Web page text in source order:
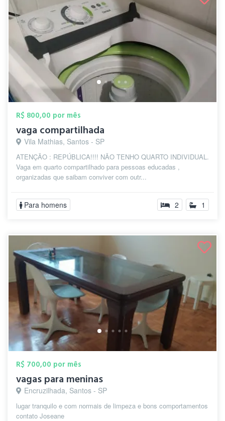
R$ 800,00 por mês
vaga compartilhada
Vila Mathias, Santos - SP
ATENÇÃO : REPÚBLICA!!!! NÃO TENHO QUARTO INDIVIDUAL.
Vaga em quarto compartilhado para pessoas educadas ,
organizadas que saibam conviver com outr...
Para homens 2 1
R$ 700,00 por mês
vagas para meninas
Encruzilhada, Santos - SP
lugar tranquilo e com normais de limpeza e bons comportamentos
contato Joseane